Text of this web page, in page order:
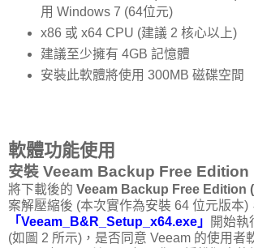
用 Windows 7 (64位元)
x86 或 x64 CPU (建議 2 核心以上)
建議至少擁有 4GB 記憶體
安裝此軟體將使用 300MB 磁碟空間
軟體功能使用
安裝 Veeam Backup Free Edition
將下載後的 Veeam Backup Free Edition
案解壓縮後 (本次實作為安裝 64 位元版本)
「Veeam_B&R_Setup_x64.exe」
開始執
(如圖 2 所示)，是否同意 Veeam 的使用者